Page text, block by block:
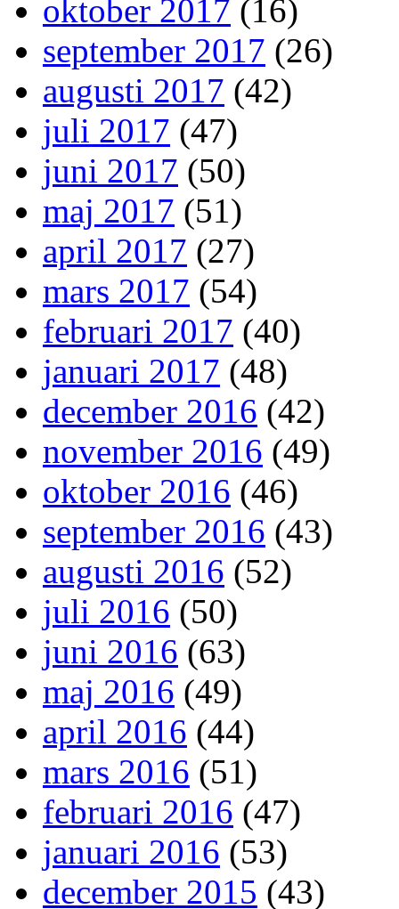
oktober 2017 (16)
september 2017 (26)
augusti 2017 (42)
juli 2017 (47)
juni 2017 (50)
maj 2017 (51)
april 2017 (27)
mars 2017 (54)
februari 2017 (40)
januari 2017 (48)
december 2016 (42)
november 2016 (49)
oktober 2016 (46)
september 2016 (43)
augusti 2016 (52)
juli 2016 (50)
juni 2016 (63)
maj 2016 (49)
april 2016 (44)
mars 2016 (51)
februari 2016 (47)
januari 2016 (53)
december 2015 (43)